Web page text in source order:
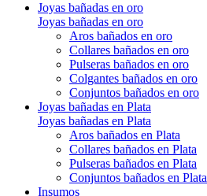
Joyas bañadas en oro
Joyas bañadas en oro
Aros bañados en oro
Collares bañados en oro
Pulseras bañados en oro
Colgantes bañados en oro
Conjuntos bañados en oro
Joyas bañadas en Plata
Joyas bañadas en Plata
Aros bañados en Plata
Collares bañados en Plata
Pulseras bañados en Plata
Conjuntos bañados en Plata
Insumos